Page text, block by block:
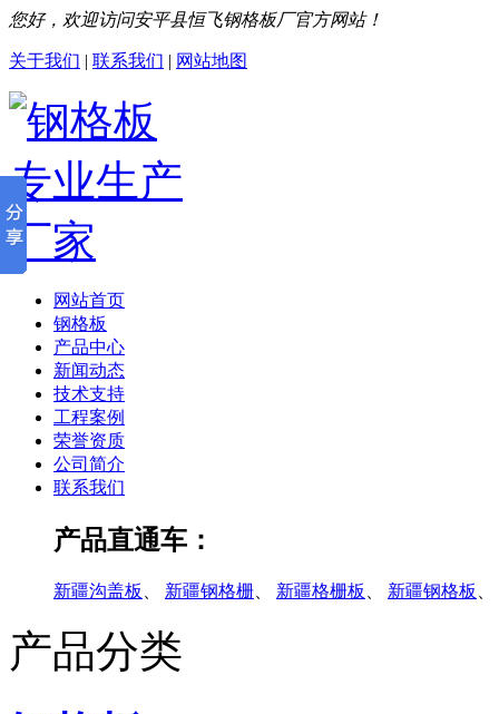
您好，欢迎访问安平县恒飞钢格板厂官方网站！
关于我们 | 联系我们 | 网站地图
网站首页
钢格板
产品中心
新闻动态
技术支持
工程案例
荣誉资质
公司简介
联系我们
产品直通车：
新疆沟盖板 新疆钢格栅 新疆格栅板 新疆钢格板
产品分类